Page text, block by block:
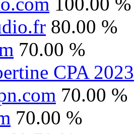
80.00 %
70.00 %
CPA 2023
70.00 %
70.00 %